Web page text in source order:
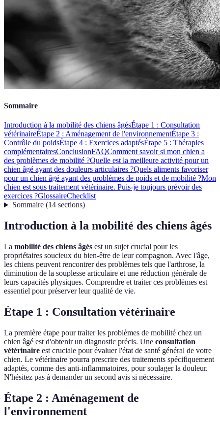
Sommaire
Introduction à la mobilité des chiens âgésÉtape 1 : Consultation
vétérinaireÉtape 2 : Aménagement de l'environnementÉtape 3 :
Contrôle du poidsÉtape 4 : Exercices adaptésÉtape 5 : Thérapies
complémentairesConclusionFAQComment savoir si mon chien a
des problèmes de mobilité ?Quelle est la meilleure activité pour un
chien âgé ayant des douleurs articulaires ?Quels aliments favoriser
pour un chien âgé ayant des problèmes de poids et de mobilité ?Mon
chien est sous traitement vétérinaire. Puis-je toujours prévoir des
exercices ?GlossaireChecklist
Sommaire(14 sections)
Introduction à la mobilité des chiens âgés
La mobilité des chiens âgés est un sujet crucial pour les
propriétaires soucieux du bien-être de leur compagnon. Avec l'âge,
les chiens peuvent rencontrer des problèmes tels que l'arthrose, la
diminution de la souplesse articulaire et une réduction générale de
leurs capacités physiques. Comprendre et traiter ces problèmes est
essentiel pour préserver leur qualité de vie.
Étape 1 : Consultation vétérinaire
La première étape pour traiter les problèmes de mobilité chez un
chien âgé est d'obtenir un diagnostic précis. Une consultation
vétérinaire est cruciale pour évaluer l'état de santé général de votre
chien. Le vétérinaire pourra prescrire des traitements spécifiquement
adaptés, comme des anti-inflammatoires, pour soulager la douleur.
N'hésitez pas à demander un second avis si nécessaire.
Étape 2 : Aménagement de
l'environnement